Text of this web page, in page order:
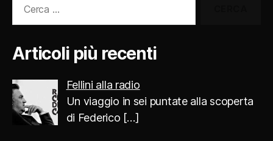
Articoli più recenti
Fellini alla radio
Un viaggio in sei puntate alla scoperta
di Federico […]